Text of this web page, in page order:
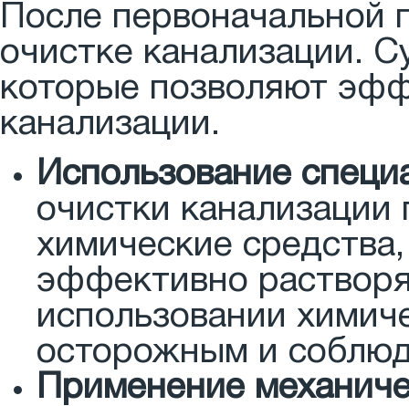
После
очистке канализации.
которые позволяют
канализации.
Использование
очистки
химические
эффективно
использовании
осторожным и
Применение